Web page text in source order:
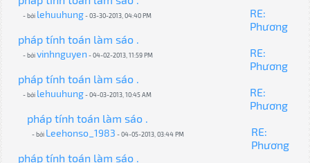
- bởi lehuuhung- 03-30-2013, 04:40 PM
RE:
Phương
pháp tính toán làm sáo .
- bởivinhnguyen - 04-02-2013, 11:59 PM
RE:
Phương
pháp tính toán làm sáo .
- bởi lehuuhung- 04-03-2013, 10:45 AM
RE:
Phương
pháp tính toán làm sáo .
- bởi Leehonso_1983 - 04-05-2013, 03:44 PM
RE:
Phương
pháp tính toán làm sáo .